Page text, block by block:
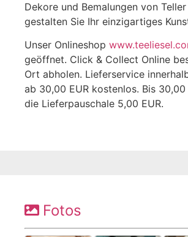
Dekore und Bemalungen von
gestalten Sie Ihr einzigartiges
Unser Onlineshop
geöffnet. Click & Collect Online
Ort abholen. Lieferservice
ab 30,00 EUR kostenlos. Bis
die Lieferpauschale 5,00 EUR.
Fotos